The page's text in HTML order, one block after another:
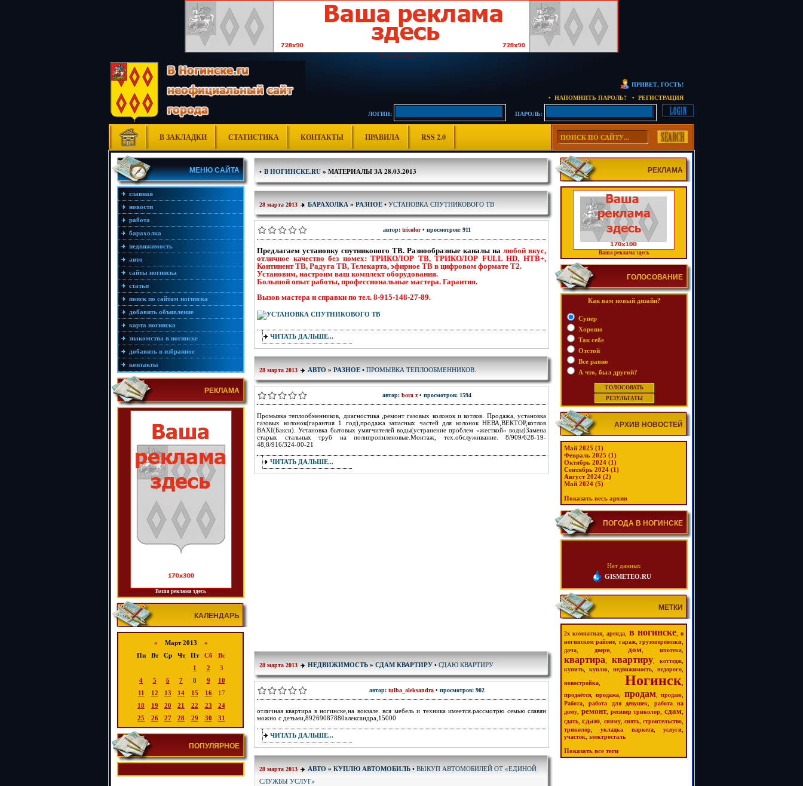
Ваша реклама здесь
ПРИВЕТ, ГОСТЬ!
• НАПОМНИТЬ ПАРОЛЬ?
• РЕГИСТРАЦИЯ
ЛОГИН:
ПАРОЛЬ:
В ЗАКЛАДКИ СТАТИСТИКА КОНТАКТЫ ПРАВИЛА RSS 2.0
МЕНЮ САЙТА
главная
новости
работа
барахолка
недвижимость
авто
сайты ногинска
статьи
поиск по сайтам ногинска
добавить объявление
карта ногинска
знакомства в ногинске
добавить в избранное
контакты
РЕКЛАМА
Ваша реклама здесь
КАЛЕНДАРЬ
« Март 2013 »
Пн
Вт Ср Чт Пт Сб
Вс
1
2
3
4
5 6 7 8 9
10
11
12 13 14 15 16
17
18
19 20 21 22 23
24
25
26 27 28 29 30 31
ПОПУЛЯРНОЕ
• В НОГИНСКЕ.RU» МАТЕРИАЛЫ ЗА 28.03.2013
28 марта 2013 БАРАХОЛКА » РАЗНОЕ • УСТАНОВКА СПУТНИКОВОГО ТВ
автор: tricolor• просмотров: 911
Предлагаем установку спутникового ТВ. Разнообразные каналы на любой вкус,
отличное качество без помех: ТРИКОЛОР ТВ, ТРИКОЛОР FULL HD, НТВ+,
Континент ТВ, Радуга ТВ, Телекарта, эфирное ТВ в цифровом формате Т2.
Установим, настроим ваш комплект оборудования.
Большой опыт работы, профессиональные мастера. Гарантия.
Вызов мастера и справки по тел. 8-915-148-27-89.
ЧИТАТЬ ДАЛЬШЕ...
28 марта 2013 АВТО » РАЗНОЕ • ПРОМЫВКА ТЕПЛООБМЕННИКОВ.
автор: bora z• просмотров: 1594
Промывка теплообменников, диагностика ,ремонт газовых колонок и котлов. Продажа, установка
газовых колонок(гарантия 1 год),продажа запасных частей для колонок НЕВА,ВЕКТОР,котлов
BAXI(Бакси). Установка бытовых умягчителей воды(устранение проблем «жесткой» воды)Замена
старых стальных труб на полипропиленовые.Монтаж, тех.обслуживание. 8/909/628-19-
48,8/916/324-00-21
ЧИТАТЬ ДАЛЬШЕ...
28 марта 2013 НЕДВИЖИМОСТЬ » СДАМ КВАРТИРУ • СДАЮ КВАРТИРУ
автор: tulba_aleksandra • просмотров: 902
отличная квартира в ногинске,на вокзале. вся мебель и техника имеется.рассмотрю семью славян
можно с детьми,89269087880александра,15000
ЧИТАТЬ ДАЛЬШЕ...
28 марта 2013 АВТО » КУПЛЮ АВТОМОБИЛЬ • ВЫКУП АВТОМОБИЛЕЙ ОТ «ЕДИНОЙ
СЛУЖБЫ УСЛУГ»
РЕКЛАМА
Ваша реклама здесь
ГОЛОСОВАНИЕ
Как вам новый дизайн?
Супер
Хорошо
Так себе
Отстой
Все равно
А что, был другой?
АРХИВ НОВОСТЕЙ
Май 2025 (1)
Февраль 2025 (1)
Октябрь 2024 (1)
Сентябрь 2024 (1)
Август 2024 (2)
Май 2024 (5)
Показать весь архив
ПОГОДА В НОГИНСКЕ
Нет данных
GISMETEO.RU
МЕТКИ
2х комнатная аренда в ногинске
в
ногинском районе
гараж,грузоперевозки
дача двери дом ипотека
квартира квартиру коттедж
купить куплю недвижимость недорого
новостройка Ногинск
продаётся ,продажа продам,продаю
Работа ,работа для девушек
работа на
дому
ремонт, ресивер триколор сдам
сдать ,сдаю сниму, снять, строительство
триколор ,укладка паркета,услуги
участок электросталь
Показать все теги